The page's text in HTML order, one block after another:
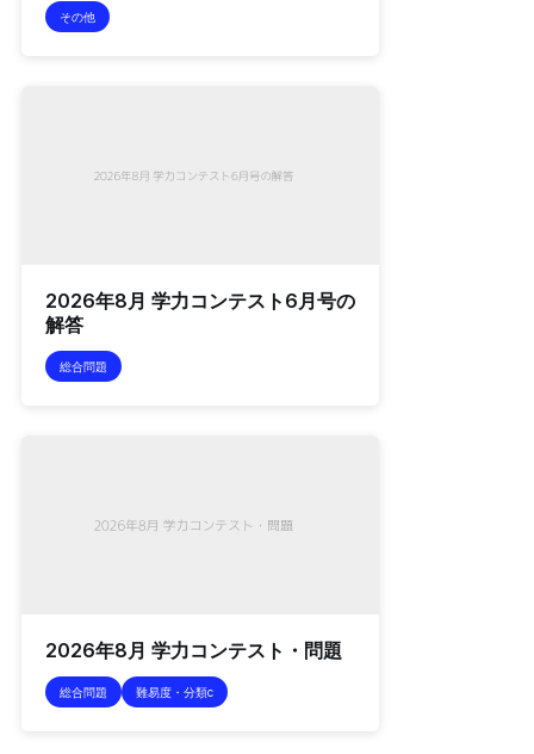
その他
2026年8月 学力コンテスト6月号の
解答
総合問題
2026年8月 学力コンテスト・問題
総合問題 難易度・分類c